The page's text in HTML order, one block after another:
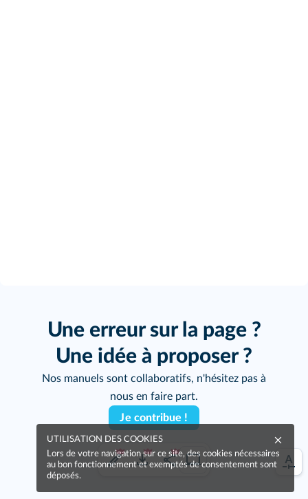
Une erreur sur la page ?
Une idée à proposer ?
Nos manuels sont collaboratifs, n'hésitez pas à
nous en faire part.
Je contribue !
UTILISATION DES COOKIES
Lors de votre navigation sur ce site, des cookies nécessaires
au bon fonctionnement et exemptés de consentement sont
déposés.